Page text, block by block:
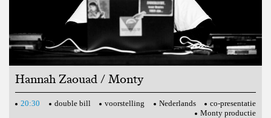
Hannah Zaouad / Monty
20:30 double bill voorstelling Nederlands
co-presentatie
Monty productie